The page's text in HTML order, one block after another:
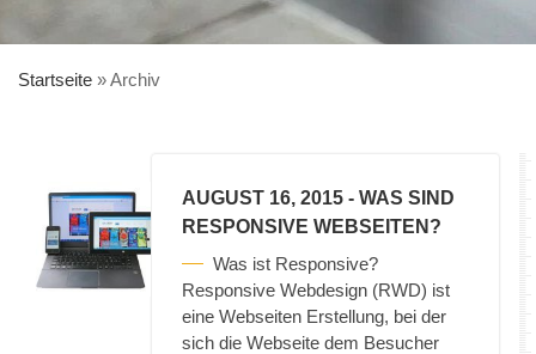
Startseite »Archiv
AUGUST 16, 2015 - WAS SIND
RESPONSIVE WEBSEITEN?
Was ist Responsive?
Responsive Webdesign (RWD) ist
eine Webseiten Erstellung, bei der
sich die Webseite dem Besucher